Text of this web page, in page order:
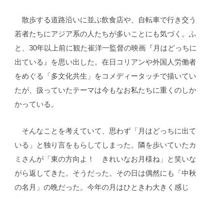
散歩する道路沿いに並ぶ飲食店や、自転車で行き交う
若者たちにアジア系の人たちが多いことにも気づく。ふ
と、30年以上前に観た崔洋一監督の映画『月はどっちに
出ている』を思い出した。在日コリアンや外国人労働者
をめぐる「多文化共生」をコメディータッチで描いてい
たが、扱っていたテーマは今もなお私たちに重くのしか
かっている。
そんなことを考えていて、思わず「月はどっちに出て
いる」と独り言をもらしてしまった。隣を歩いていたカ
ミさんが「東の方向よ！ きれいなお月様ね」と笑いな
がら返してきた。そうだった。その日は偶然にも「中秋
の名月」の晩だった。今年の月はひときわ大きく感じ